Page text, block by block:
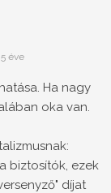
5 éve
Ha nagy
oka van.
biztosítók, ezek
díjat